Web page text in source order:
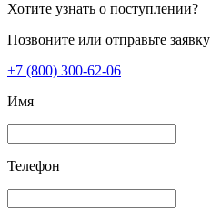
Хотите узнать о поступлении?
Позвоните или отправьте заявку
+7 (800) 300-62-06
Имя
Телефон